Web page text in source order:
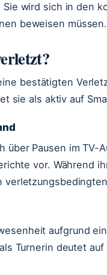
wird sich in den
beweisen müssen.
bestätigten
sie als aktiv auf
über Pausen im TV-
vor. Während
aufgrund
Turnerin deutet